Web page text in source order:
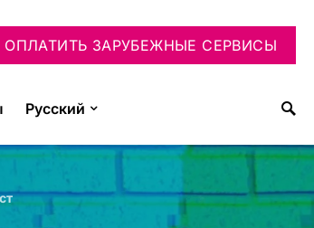
ОПЛАТИТЬ ЗАРУБЕЖНЫЕ СЕРВИСЫ
Русский